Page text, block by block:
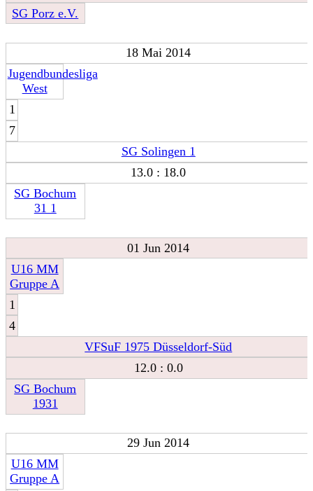
SG Porz e.V.
18 Mai 2014
Jugendbundesliga
West
1
7
SG Solingen 1
13.0 : 18.0
SG Bochum
31 1
01 Jun 2014
U16 MM
Gruppe A
1
4
VFSuF 1975 Düsseldorf-Süd
12.0 : 0.0
SG Bochum
1931
29 Jun 2014
U16 MM
Gruppe A